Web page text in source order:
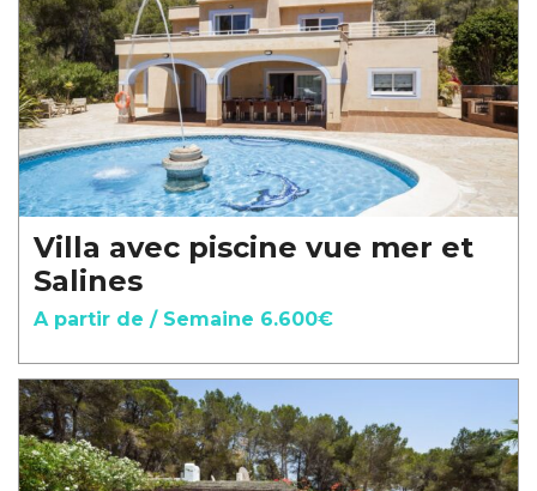
Villa avec piscine vue mer et
Salines
A partir de / Semaine 6.600€